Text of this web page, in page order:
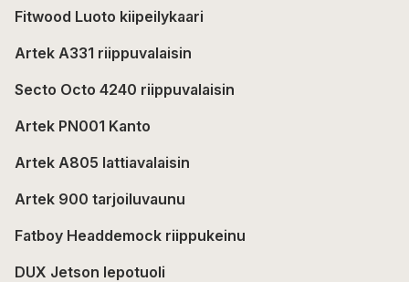
Fitwood Luoto kiipeilykaari
Artek A331 riippuvalaisin
Secto Octo 4240 riippuvalaisin
Artek PN001 Kanto
Artek A805 lattiavalaisin
Artek 900 tarjoiluvaunu
Fatboy Headdemock riippukeinu
DUX Jetson lepotuoli